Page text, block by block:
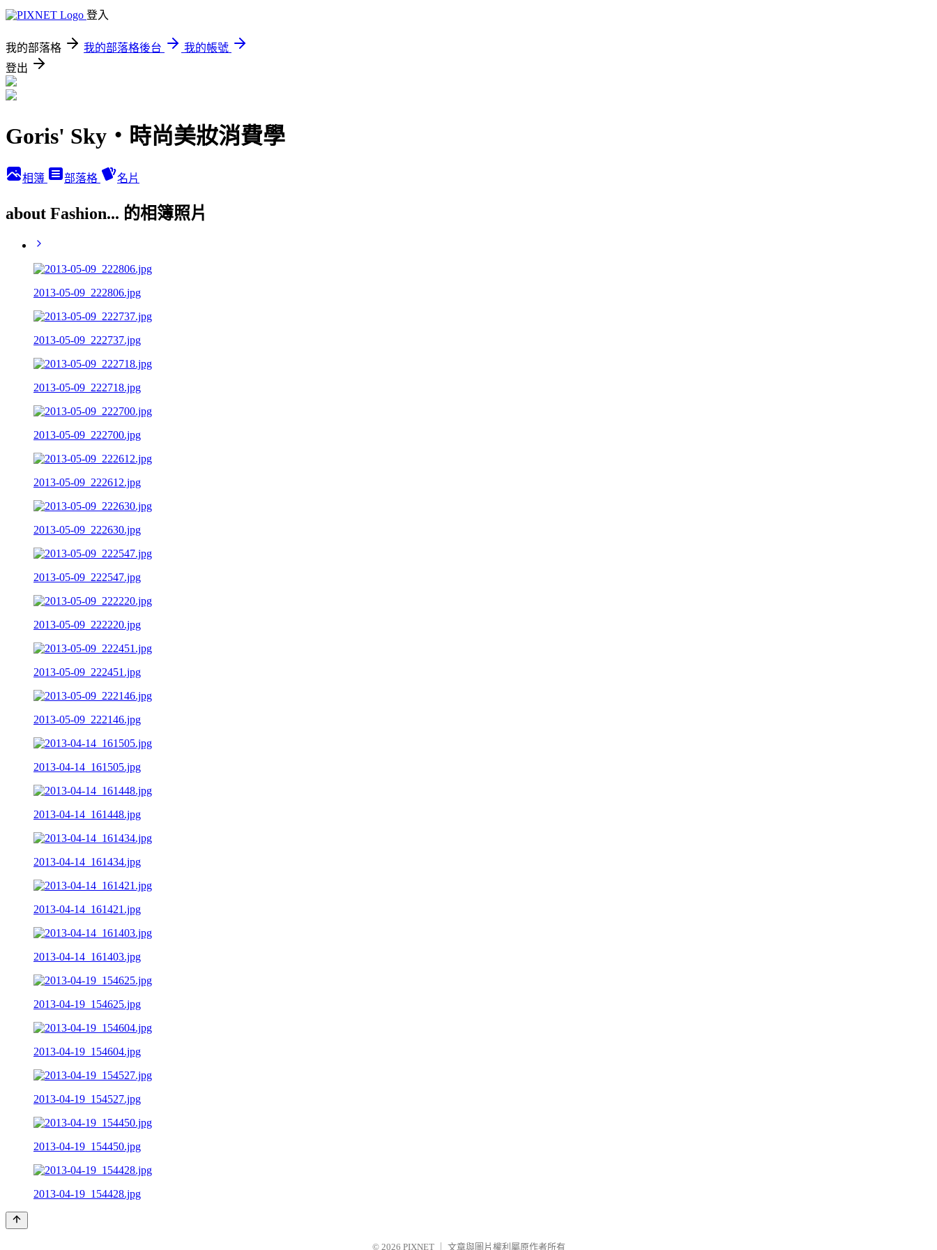
登入
我的部落格 我的部落格後台
我的帳號
登出
Goris' Sky‧時尚美妝消費學
相簿 部落格 名片
about Fashion... 的相簿照片
2013-05-09_222806.jpg
2013-05-09_222737.jpg
2013-05-09_222718.jpg
2013-05-09_222700.jpg
2013-05-09_222612.jpg
2013-05-09_222630.jpg
2013-05-09_222547.jpg
2013-05-09_222220.jpg
2013-05-09_222451.jpg
2013-05-09_222146.jpg
2013-04-14_161505.jpg
2013-04-14_161448.jpg
2013-04-14_161434.jpg
2013-04-14_161421.jpg
2013-04-14_161403.jpg
2013-04-19_154625.jpg
2013-04-19_154604.jpg
2013-04-19_154527.jpg
2013-04-19_154450.jpg
2013-04-19_154428.jpg
© 2026 PIXNET 文章與圖片權利屬原作者所有